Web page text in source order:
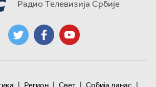
Радио Телевизија Србије
| Регион | Свет | Србија данас |